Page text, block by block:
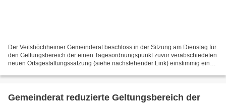
Der Veitshöchheimer Gemeinderat beschloss in der Sitzung am Dienstag für
den Geltungsbereich der einen Tagesordnungspunkt zuvor verabschiedeten
neuen Ortsgestaltungssatzung (siehe nachstehender Link) einstimmig eine
Gemeinderat reduzierte Geltungsbereich der